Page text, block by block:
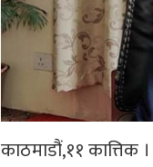
काठमाडौं,११ कात्तिक